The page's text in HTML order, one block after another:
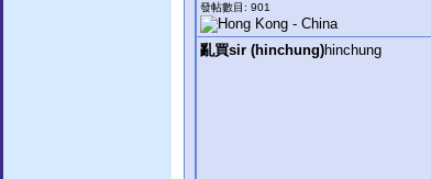
發帖數目: 901
亂買sir (hinchung)hinchung